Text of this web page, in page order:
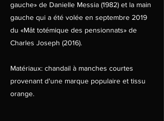
gauche» de Danielle Messia (1982) et la main
gauche qui a été volée en septembre 2019
du «Mât totémique des pensionnats» de
Charles Joseph (2016).
Matériaux: chandail à manches courtes
provenant d'une marque populaire et tissu
orange.